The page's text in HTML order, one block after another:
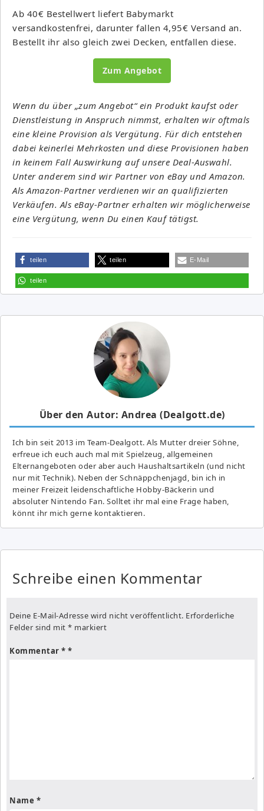
Ab 40€ Bestellwert liefert Babymarkt
versandkostenfrei, darunter fallen 4,95€ Versand an.
Bestellt ihr also gleich zwei Decken, entfallen diese.
Zum Angebot
Wenn du über „zum Angebot“ ein Produkt kaufst oder
Dienstleistung in Anspruch nimmst, erhalten wir oftmals
eine kleine Provision als Vergütung. Für dich entstehen
dabei keinerlei Mehrkosten und diese Provisionen haben
in keinem Fall Auswirkung auf unsere Deal-Auswahl.
Unter anderem sind wir Partner von eBay und Amazon.
Als Amazon-Partner verdienen wir an qualifizierten
Verkäufen. Als eBay-Partner erhalten wir möglicherweise
eine Vergütung, wenn Du einen Kauf tätigst.
teilen teilen E-Mail
teilen
Über den Autor: Andrea (Dealgott.de)
Ich bin seit 2013 im Team-Dealgott. Als Mutter dreier Söhne,
erfreue ich euch auch mal mit Spielzeug, allgemeinen
Elternangeboten oder aber auch Haushaltsartikeln (und nicht
nur mit Technik). Neben der Schnäppchenjagd, bin ich in
meiner Freizeit leidenschaftliche Hobby-Bäckerin und
absoluter Nintendo Fan. Solltet ihr mal eine Frage haben,
könnt ihr mich gerne kontaktieren.
Schreibe einen Kommentar
Deine E-Mail-Adresse wird nicht veröffentlicht. Erforderliche
Felder sind mit * markiert
Kommentar *
Name *